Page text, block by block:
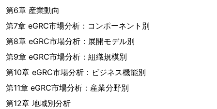
第6章 産業動向
第7章 eGRC市場分析：コンポーネント別
第8章 eGRC市場分析：展開モデル別
第9章 eGRC市場分析：組織規模別
第10章 eGRC市場分析：ビジネス機能別
第11章 eGRC市場分析：産業分野別
第12章 地域別分析